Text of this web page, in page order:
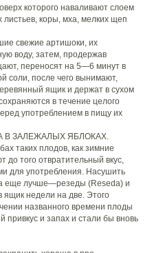
которого наваливают слоем
листьев, коры, мха, мелких щеп
свежие артишоки, их
воду, затем, продержав
переносят на 5—6 минут в
соли, после чего вынимают,
ящик и держат в сухом
в течение целого
употреблением в пищу их
В ЗАЛЕЖАЛЫХ ЯБЛОКАХ.
таких плодов, как зимние
до того отвратительный вкус,
для употребления. Насушить
еще лучше—резеды (Reseda) и
недели на две. Этого
названного времени плоды
и запах и стали бы вновь